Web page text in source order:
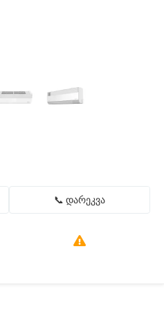
📞 დარეკვა